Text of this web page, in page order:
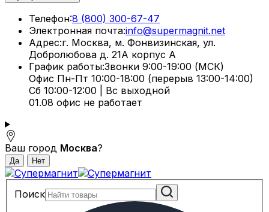
Телефон:8 (800) 300-67-47
Электронная почта:info@supermagnit.net
Адрес:г. Москва, м. Фонвизинская, ул.
Добролюбова д. 21А корпус А
График работы:Звонки 9:00-19:00 (МСК)
Офис Пн-Пт 10:00-18:00 (перерыв 13:00-14:00)
Сб 10:00-12:00 | Вс выходной
01.08 офис не работает
Ваш город Москва?
Поиск